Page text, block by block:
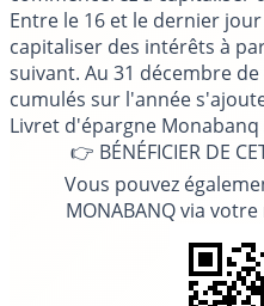
Entre le 16 et le dernier
capitaliser des intérêts à
suivant. Au 31 décembre
cumulés sur l'année
Livret d'épargne
👉 BÉNÉFICIER DE
Vous pouvez
MONABANQ via